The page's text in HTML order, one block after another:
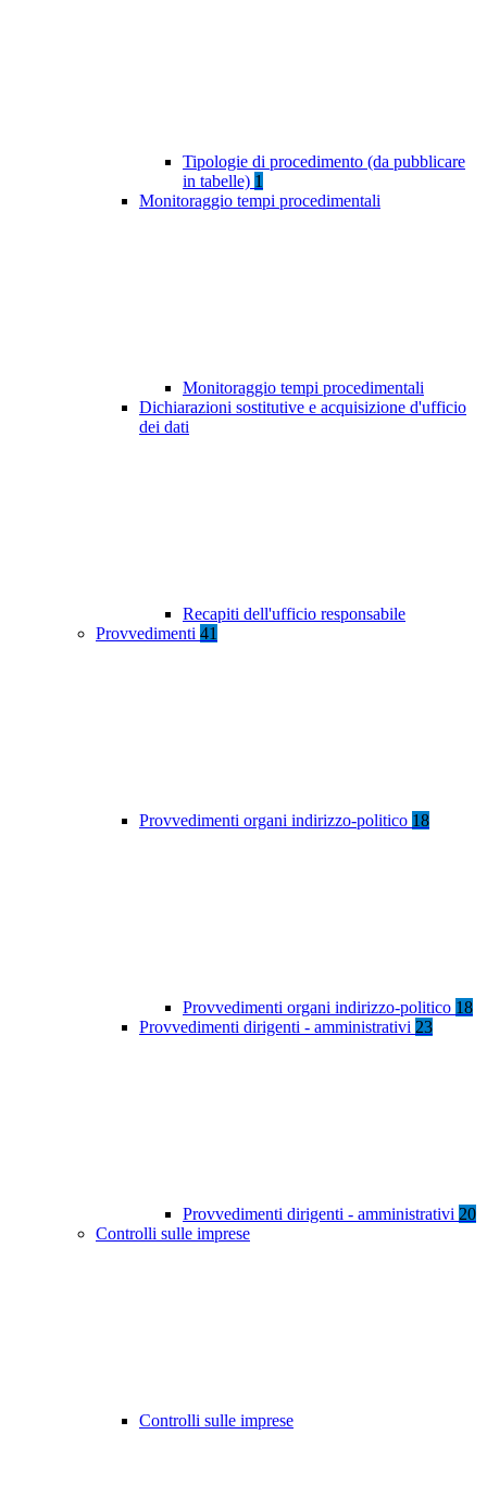
Tipologie di procedimento (da pubblicare
in tabelle) 1
Monitoraggio tempi procedimentali
Monitoraggio tempi procedimentali
Dichiarazioni sostitutive e acquisizione d'ufficio
dei dati
Recapiti dell'ufficio responsabile
Provvedimenti 41
Provvedimenti organi indirizzo-politico 18
Provvedimenti organi indirizzo-politico 18
Provvedimenti dirigenti - amministrativi 23
Provvedimenti dirigenti - amministrativi 20
Controlli sulle imprese
Controlli sulle imprese